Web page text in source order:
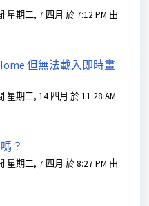
星期二, 7 四月 於 7:12 PM 由
但無法載入即時畫
星期二, 14 四月 於 11:28 AM
？
星期二, 7 四月 於 8:27 PM 由